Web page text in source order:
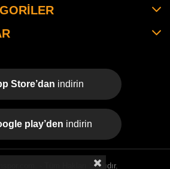
Store’dan indirin
play’den indirin
- Tüm Hakları Saklıdır.